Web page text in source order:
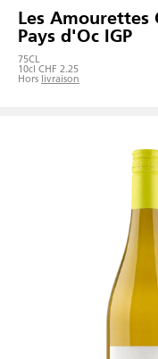
Les Amourettes
Pays d'Oc IGP
75CL
10cl CHF 2.25
Hors livraison